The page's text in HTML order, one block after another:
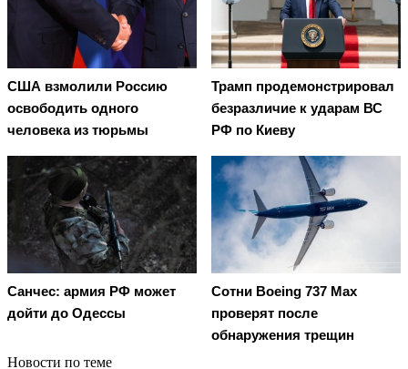
США взмолили Россию
освободить одного
человека из тюрьмы
Трамп продемонстрировал
безразличие к ударам ВС
РФ по Киеву
Санчес: армия РФ может
дойти до Одессы
Сотни Boeing 737 Max
проверят после
обнаружения трещин
Новости по теме